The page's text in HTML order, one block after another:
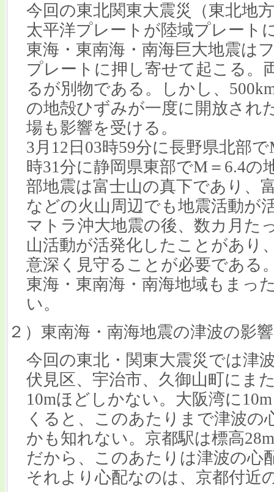
今回の東北関東大震災（東北地
太平洋プレートが陸域プレート
東海・東南海・南海巨大地震は
プレートに押し寄せて起こる。
るが別物である。しかし、
の地殻ひずみが一度に開放され
場も影響を受ける。
3月12日03時59分に長野県北部
時31分に静岡県東部でM＝6.4の
部地震は富士山の真下であり、
などの火山周辺でも地震活動が
マトラ沖大地震の後、数カ月た
山活動が活発化したことがあり
意深く見守ることが必要である
東海・東南海・南海地域もまっ
い。
２）東南海・南海地震の津波の影響
今回の東北・関東大震災では津
伏見区、宇治市、久御山町にま
10mほどしかない。大阪湾に
くると、このあたりまで津波
かも知れない。京都駅は標高
だから、このあたりは津波の心
それより心配なのは、京都付近